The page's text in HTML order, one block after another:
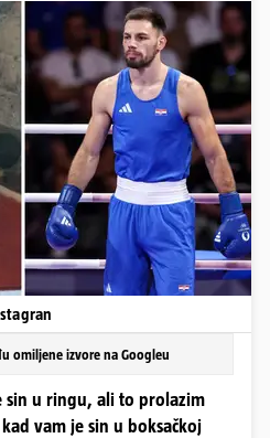
omiljene izvore na Googleu
sin u ringu, ali to prolazim
vam je sin u boksačkoj